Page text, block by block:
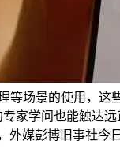
等场景的使用，这
家学问也能触达
外媒彭博旧事社今